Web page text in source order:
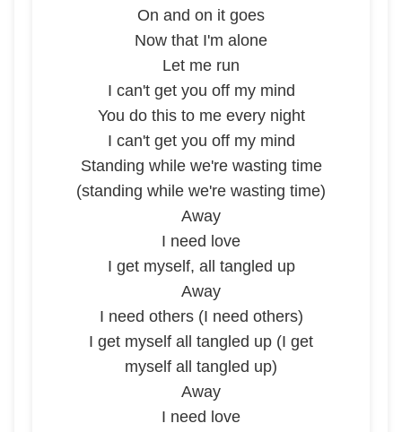
On and on it goes
Now that I'm alone
Let me run
I can't get you off my mind
You do this to me every night
I can't get you off my mind
Standing while we're wasting time
(standing while we're wasting time)
Away
I need love
I get myself, all tangled up
Away
I need others (I need others)
I get myself all tangled up (I get
myself all tangled up)
Away
I need love